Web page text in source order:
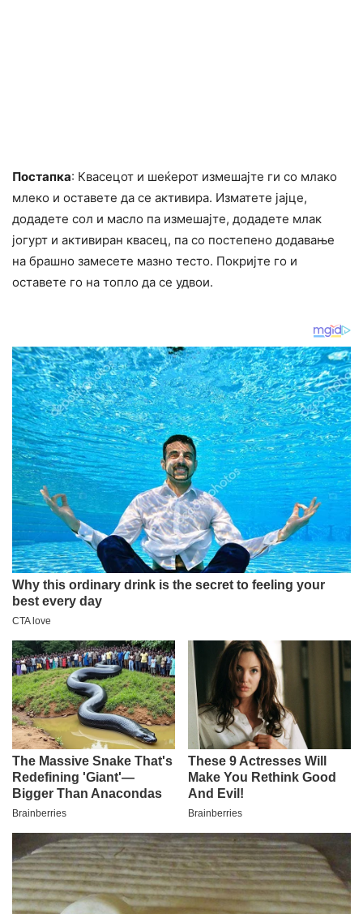
Постапка: Квасецот и шеќерот измешајте ги со млако
млеко и оставете да се активира. Изматете јајце,
додадете сол и масло па измешајте, додадете млак
јогурт и активиран квасец, па со постепено додавање
на брашно замесете мазно тесто. Покријте го и
оставете го на топло да се удвои.